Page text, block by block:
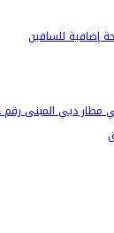
إضافية للساقين
مطار دبي المبنى رقم 2